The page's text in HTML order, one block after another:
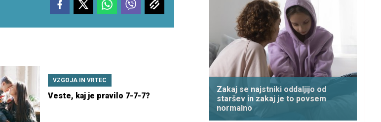
VZGOJA IN VRTEC
Veste, kaj je pravilo 7-7-7?
Zakaj se najstniki oddaljijo od
staršev in zakaj je to povsem
normalno